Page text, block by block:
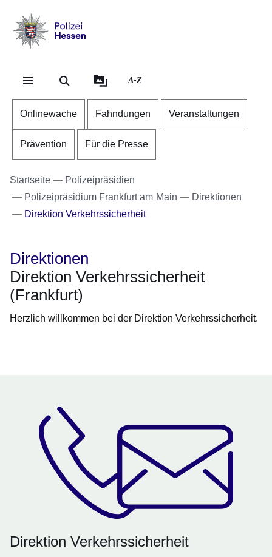
Hessen
A-Z
Onlinewache Fahndungen Veranstaltungen
Prävention Für die Presse
Startseite
Polizeipräsidien
Polizeipräsidium Frankfurt am Main
Direktionen
Direktion Verkehrssicherheit
Direktionen
Direktion Verkehrssicherheit
(Frankfurt)
Herzlich willkommen bei der Direktion Verkehrssicherheit.
Direktion Verkehrssicherheit